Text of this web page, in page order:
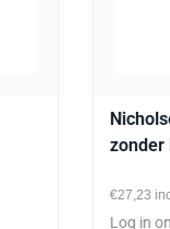
zonder
€27,23
Log in